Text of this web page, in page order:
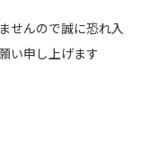
せんので誠に恐れ入
い申し上げます